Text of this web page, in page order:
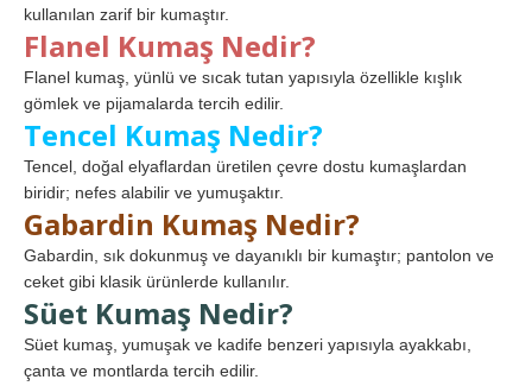
kullanılan zarif bir kumaştır.
Flanel Kumaş Nedir?
Flanel kumaş, yünlü ve sıcak tutan yapısıyla özellikle kışlık
gömlek ve pijamalarda tercih edilir.
Tencel Kumaş Nedir?
Tencel, doğal elyaflardan üretilen çevre dostu kumaşlardan
biridir; nefes alabilir ve yumuşaktır.
Gabardin Kumaş Nedir?
Gabardin, sık dokunmuş ve dayanıklı bir kumaştır; pantolon ve
ceket gibi klasik ürünlerde kullanılır.
Süet Kumaş Nedir?
Süet kumaş, yumuşak ve kadife benzeri yapısıyla ayakkabı,
çanta ve montlarda tercih edilir.